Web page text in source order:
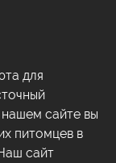
для
сайте вы
питомцев в
сайт